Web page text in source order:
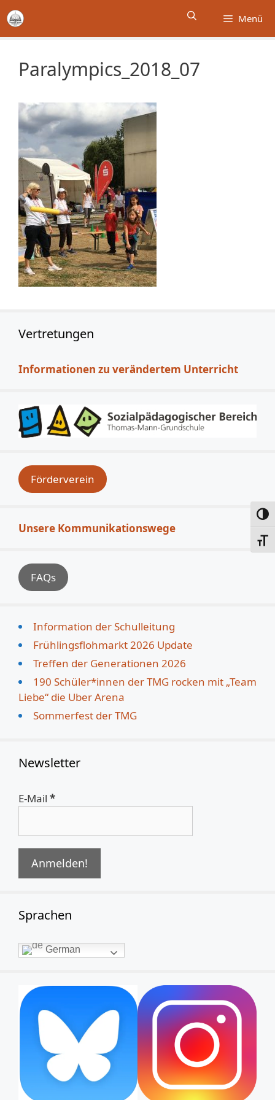
Zum
Inhalt
springen
Menü
Paralympics_2018_07
Vertretungen
Informationen zu verändertem Unterricht
Förderverein
Unsere Kommunikationswege
FAQs
Information der Schulleitung
Frühlingsflohmarkt 2026 Update
Treffen der Generationen 2026
190 Schüler*innen der TMG rocken mit „Team
Liebe“ die Uber Arena
Sommerfest der TMG
Newsletter
E-Mail *
Sprachen
German